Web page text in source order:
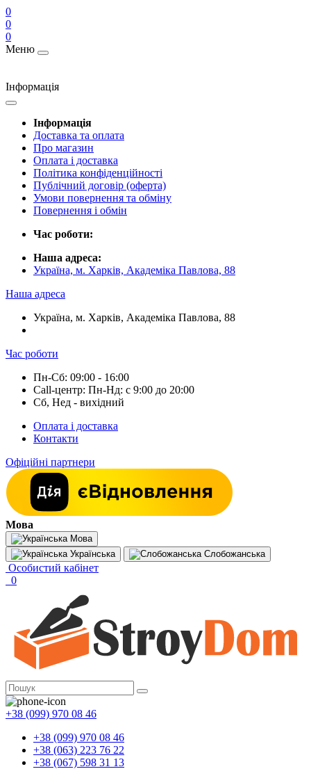
0
0
0
Меню
Інформація
Інформація
Доставка та оплата
Про магазин
Оплата і доставка
Політика конфіденційності
Публічний договір (оферта)
Умови повернення та обміну
Повернення і обмін
Час роботи:
Наша адреса:
Україна, м. Харків, Академіка Павлова, 88
Наша адреса
Україна, м. Харків, Академіка Павлова, 88
Час роботи
Пн-Сб: 09:00 - 16:00
Call-центр: Пн-Нд: с 9:00 до 20:00
Сб, Нед - вихідний
Оплата і доставка
Контакти
Офіційні партнери
Мова
Мова
Українська
Слобожанська
Особистий кабінет
0
+38 (099) 970 08 46
+38 (099) 970 08 46
+38 (063) 223 76 22
+38 (067) 598 31 13